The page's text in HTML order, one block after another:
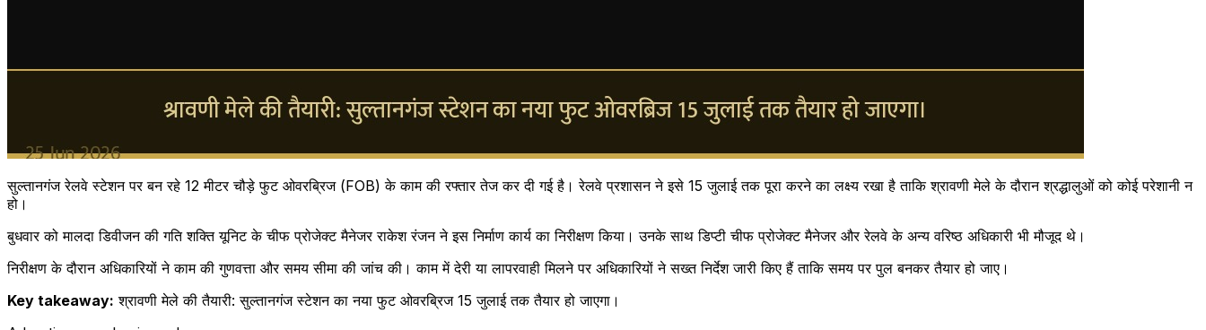
सुल्तानगंज रेलवे स्टेशन पर बन रहे 12 मीटर चौड़े फुट ओवरब्रिज (FOB) के काम की रफ्तार तेज कर दी गई है। रेलवे प्रशासन ने इसे 15 जुलाई तक पूरा करने का लक्ष्य रखा है ताकि श्रावणी मेले के दौरान श्रद्धालुओं को कोई परेशानी न
हो।
बुधवार को मालदा डिवीजन की गति शक्ति यूनिट के चीफ प्रोजेक्ट मैनेजर राकेश रंजन ने इस निर्माण कार्य का निरीक्षण किया। उनके साथ डिप्टी चीफ प्रोजेक्ट मैनेजर और रेलवे के अन्य वरिष्ठ अधिकारी भी मौजूद थे।
निरीक्षण के दौरान अधिकारियों ने काम की गुणवत्ता और समय सीमा की जांच की। काम में देरी या लापरवाही मिलने पर अधिकारियों ने सख्त निर्देश जारी किए हैं ताकि समय पर पुल बनकर तैयार हो जाए।
Key takeaway: श्रावणी मेले की तैयारी: सुल्तानगंज स्टेशन का नया फुट ओवरब्रिज 15 जुलाई तक तैयार हो जाएगा।